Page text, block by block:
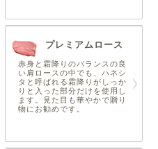
プレミアムロース
赤身と霜降りのバランスの良
い肩ロースの中でも、ハネシ
タと呼ばれる霜降りがしっか
りと入った部分だけを使用し
ます。見た目も華やかで贈り
物にお勧めです。